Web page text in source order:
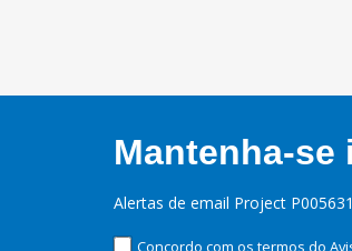
Mantenha-se
Alertas de email Project P005631
Concordo com os termos do